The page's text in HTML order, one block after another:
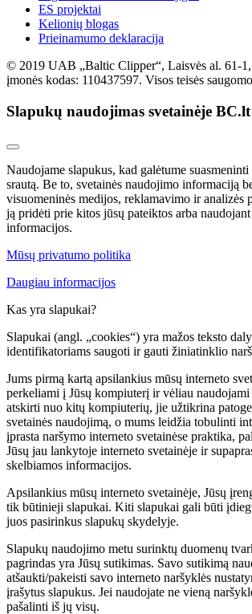
ES projektai
Kelionių blogas
Prieinamumo deklaracija
© 2019 UAB „Baltic Clipper“, Laisvės al. 61-
įmonės kodas: 110437597. Visos teisės
Slapukų naudojimas svetainėje BC.lt
Naudojame slapukus, kad galėtume
srautą. Be to, svetainės naudojimo informaciją
visuomeninės medijos, reklamavimo ir analizės
ją pridėti prie kitos jūsų pateiktos arba
informacijos.
Mūsų privatumo politika
Daugiau informacijos
Kas yra slapukai?
Slapukai (angl. „cookies“) yra mažos teksto
identifikatoriams saugoti ir gauti žiniatinklio
Jums pirmą kartą apsilankius mūsų interneto
perkeliami į Jūsų kompiuterį ir vėliau
atskirti nuo kitų kompiuterių, jie užtikrina
svetainės naudojimą, o mums leidžia tobulinti
įprasta naršymo interneto svetainėse praktika,
Jūsų jau lankytoje interneto svetainėje ir
skelbiamos informacijos.
Apsilankius mūsų interneto svetainėje, Jūsų
tik būtinieji slapukai. Kiti slapukai gali būti
juos pasirinkus slapukų skydelyje.
Slapukų naudojimo metu surinktų duomenų
pagrindas yra Jūsų sutikimas. Savo sutikimą
atšaukti/pakeisti savo interneto naršyklės
įrašytus slapukus. Jei naudojate ne vieną
pašalinti iš jų visų.